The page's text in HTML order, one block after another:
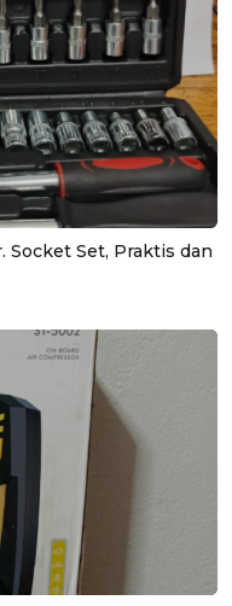
Socket Set, Praktis dan